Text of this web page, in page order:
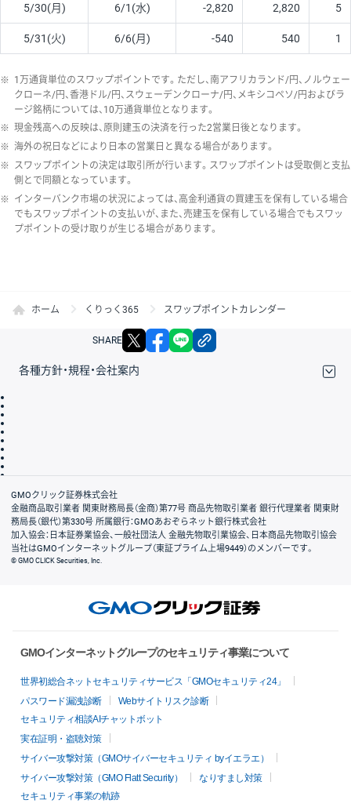
5/30(月) 6/1(水) -2,820 2,820 5
5/31(火) 6/6(月) -540 540 1
※ 1万通貨単位のスワップポイントです。ただし、南アフリカランド/円、ノルウェー
クローネ/円、香港ドル/円、スウェーデンクローナ/円、メキシコペソ/円およびラ
ージ銘柄については、10万通貨単位となります。
※ 現金残高への反映は、原則建玉の決済を行った2営業日後となります。
※ 海外の祝日などにより日本の営業日と異なる場合があります。
※ スワップポイントの決定は取引所が行います。スワップポイントは受取側と支払
側とで同額となっています。
※ インターバンク市場の状況によっては、高金利通貨の買建玉を保有している場合
でもスワップポイントの支払いが、また、売建玉を保有している場合でもスワッ
プポイントの受け取りが生じる場合があります。
ホーム くりっく365 スワップポイントカレンダー
SHARE X facebook
各種方針・規程・会社案内
会社案内
GMOクリック証券株式会社
金融商品取引業者 関東財務局長（金商）第77号 商品先物取引業者 銀行代理業者 関東財
務局長（銀代）第330号 所属銀行：GMOあおぞらネット銀行株式会社
加入協会：日本証券業協会、一般社団法人 金融先物取引業協会、日本商品先物取引協会
当社はGMOインターネットグループ（東証プライム上場9449）のメンバーです。
© GMO CLICK Securities, Inc.
GMOインターネットグループのセキュリティ事業について
世界初総合ネットセキュリティサービス「GMOセキュリティ24」
パスワード漏洩診断
Webサイトリスク診断
セキュリティ相談AIチャットボット
実在証明・盗聴対策
サイバー攻撃対策（GMOサイバーセキュリティ byイエラエ）
サイバー攻撃対策（GMO Flatt Security）
なりすまし対策
セキュリティ事業の軌跡